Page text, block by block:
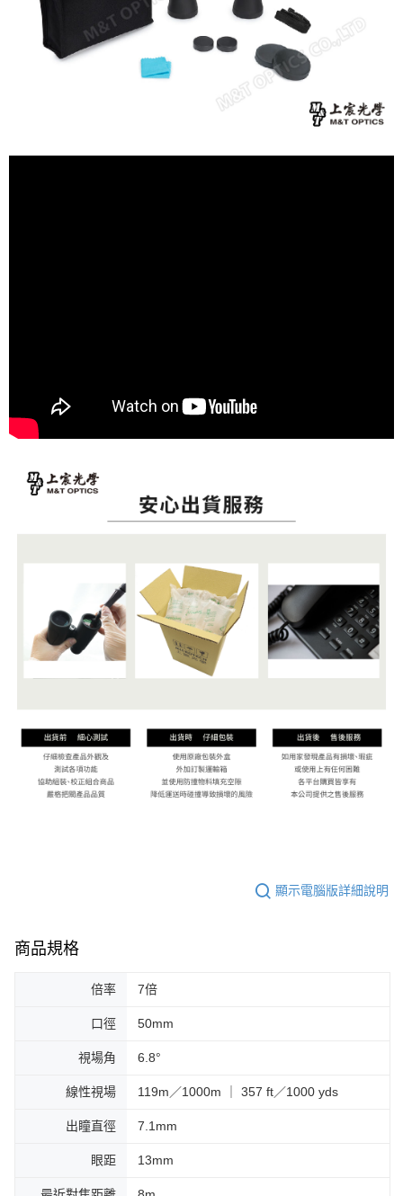
顯示電腦版詳細說明
商品規格
倍率 7倍
口徑 50mm
視場角 6.8°
線性視場 119m／1000m ｜ 357 ft／1000 yds
出瞳直徑 7.1mm
眼距 13mm